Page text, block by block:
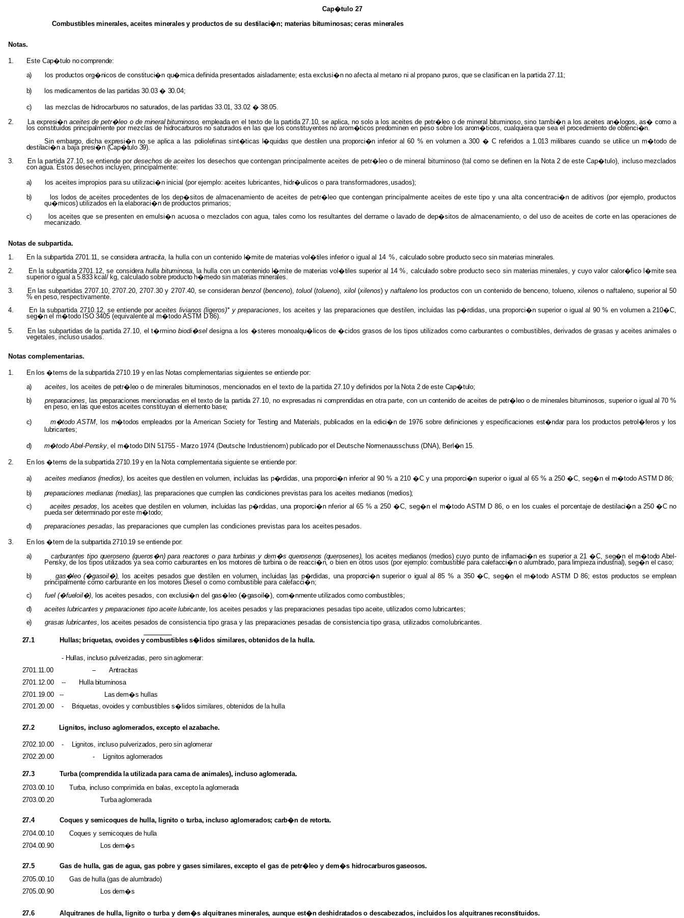
Cap�tulo 27
Combustibles minerales,aceitesmineralesyproductosde sudestilaci�n; materias bituminosas;cerasminerales
Notas.
1. Este Cap�tulo nocomprende:
a) los productos org�nicosdeconstituci�n qu�mica definida presentados aisladamente; esta exclusi�n no afecta al metano ni al propano puros, que se clasifican en la partida 27.11;
b) los medicamentos de las partidas 30.03 � 30.04;
c) las mezclas de hidrocarburos no saturados, de las partidas 33.01, 33.02 � 38.05.
2. La expresi�n aceitesde petr�leo o de mineral bituminoso,empleadaen el texto de la partida 27.10,seaplica, no solo a los aceites de petr�leo o demineral bituminoso,sino tambi�n a los aceites an�logos, as� como a
los constituidos principalmente por mezclas de hidrocarburosnosaturadosen las que los constituyentesnoarom�ticos predominen en peso sobre los arom�ticos, cualquieraque seael procedimiento de obtenci�n.
Sinembargo, dichaexpresi�n no seaplicaa las poliolefinas sint�ticas l�quidasquedestilen unaproporci�n inferior al 60 % envolumen a 300 � Creferidos a 1.013 milibarescuando seutilice un m�todo de
destilaci�na bajapresi�n (Cap�tulo 39).
3.
En la partida 27.10, se entiende por desechos de aceites los desechos que contengan principalmente aceites de petr�leo o de mineral bituminoso (tal como se definen en la Nota 2 de este Cap�tulo), incluso mezclados
con agua. Estos desechos incluyen, principalmente:
a) los aceites impropios para su utilizaci�n inicial (por ejemplo: aceites lubricantes, hidr�ulicos o para transformadores,usados);
b) los lodos de aceites procedentes de los dep�sitos de almacenamiento de aceites de petr�leo que contengan principalmente aceites de este tipo y una alta concentraci�n de aditivos (por ejemplo, productos
qu�micos) utilizados en la elaboraci�n de productos primarios;
c)
los aceites que se presenten en emulsi�n acuosa o mezclados con agua, tales como los resultantes del derrame o lavado de dep�sitos de almacenamiento, o del uso de aceites de corte en las operaciones de
mecanizado.
Notas de subpartida.
1.
En la subpartida 2701.11, se considera antracita, la hulla con un contenido l�mitedematerias vol�tiles inferior o igual al 14 %, calculado sobre producto seco sin materias minerales.
2.
En la subpartida 2701.12, se considera hullabituminosa, la hulla con uncontenido l�mite de materias vol�tiles superior al 14%,calculado sobre producto seco sin materias minerales, y cuyo valor calor�fico l�mite sea
superior o igual a 5.833 kcal/ kg, calculado sobre producto h�medo sin materias minerales.
3.
En las subpartidas 2707.10, 2707.20, 2707.30 y 2707.40, se consideran benzol(benceno),toluol(tolueno), xilol (xilenos) y naftaleno los productos con un contenido de benceno, tolueno, xilenos o naftaleno, superior al 50
% en peso, respectivamente.
4.
En la subpartida 2710.12, se entiende poraceites livianos (ligeros)* y preparaciones, los aceites y las preparaciones que destilen, incluidas las p�rdidas, una proporci�n superior o igual al 90 % en volumen a 210�C,
seg�n el m�todo ISO 3405 (equivalente al m�todo ASTM D 86).
5. En las subpartidas de la partida 27.10, el t�rmino biodi�seldesigna a los �steres monoalqu�licos de �cidos grasos de los tipos utilizados como carburantes o combustibles, derivados de grasas y aceites animales o
vegetales, incluso usados.
Notas complementarias.
1. En los �tems de la subpartida 2710.19 y en las Notas complementarias siguientes se entiende por:
a) aceites, losaceites de petr�leoo deminerales bituminosos, mencionadosen el texto de lapartida 27.10 y definidos por la Nota 2 de este Cap�tulo;
b)
preparaciones las preparaciones mencionadas en el texto de la partida 27.10, noexpresadas ni comprendidas en otra parte, con un contenido de aceites de petr�leo o de minerales bituminosos, superior o igual al 70 %
en peso, en las que estos aceites constituyan el elemento base;
c) m�todoASTM, los m�todos empleados por laAmerican Society for Testing and Materials, publicados en laedici�nde 1976 sobre definiciones yespecificaciones est�ndar para losproductos petrol�ferosy los
lubricantes;
d) m�todo Abel-Pensky, el m�todo DIN 51755 - Marzo 1974 (Deutsche Industrienorm) publicado por el Deutsche Normenausschuss (DNA), Berl�n 15.
2. En los �tems de la subpartida 2710.19 y en la Nota complementaria siguiente se entiende por:
a) aceitesmedianos (medios), los aceitesquedestilenenvolumen, incluidas las p�rdidas, una proporci�n inferior al 90 % a 210 �C y una proporci�n superior o igual al 65 % a 250 �C, seg�n elm�todo ASTM D 86;
b) preparaciones medianas (medias), las preparacionesquecumplen las condiciones previstaspara losaceites medianos (medios);
c)
aceites pesados, losaceitesquedestilen en volumen, incluidas las p�rdidas, una proporci�nnferior al65 % a 250 �C, seg�n el m�todo ASTM D86,o en loscuales elporcentaje de destilaci�n a 250 �C no
pueda ser determinado por este m�todo;
d)
preparaciones pesadas, las preparaciones que cumplen las condiciones previstas para los aceites pesados.
3. En los �tem de la subpartida 2710.19 se entiende por:
a) carburantes tipo queroseno (queros�n)parareactores o para turbinas y dem�s querosenos (querosenes), los aceites medianos (medios)cuyo punto de inflamaci�nessuperiora 21 �C, seg�n elm�todo Abel-
Pensky,de lostipos utilizadosya sea comocarburantes en los motores de turbinao dereacci�n,o bien enotros usos (por ejemplo: combustible para calefacci�noalumbrado, para limpieza industrial), seg�n el caso;
b)
gas�leo (�gasoil�), los aceites pesados que destilen envolumen, incluidas las p�rdidas, unaproporci�n superior o igual al85 % a 350 �C,seg�n elm�todo ASTM D86; estos productos seemplean
principalmente comocarburante en losmotores Diesel o comocombustibleparacalefacci�n;
c) fuel(�fueloil�), los aceites pesados, con exclusi�n del gas�leo (�gasoil�), com�nmente utilizadoscomo combustibles;
d)
aceites lubricantes y preparaciones tipo aceite lubricante, los aceites pesados y las preparaciones pesadas tipo aceite, utilizados como lubricantes;
e)
grasas lubricantes, los aceites pesadosde consistencia tipo grasa y laspreparaciones pesadasdeconsistenciatipograsa, utilizados como lubricantes.
27.1 Hullas; briquetas, ovoides y combustibles s�lidos similares, obtenidos de la hulla.
- Hullas, incluso pulverizadas, pero sinaglomerar:
2701.11.00 -- Antracitas
2701.12.00 --
Hulla bituminosa
2701.19.00 -- Las dem�s hullas
2701.20.00 - Briquetas, ovoides y combustibles s�lidos similares, obtenidos de la hulla
27.2 Lignitos, incluso aglomerados, excepto el azabache.
2702.10.00 - Lignitos, incluso pulverizados,pero sin aglomerar
2702.20.00 - Lignitos aglomerados
27.3 Turba (comprendida la utilizada para cama de animales), incluso aglomerada.
2703.00.10 Turba, incluso comprimida en balas,excepto la aglomerada
2703.00.20
Turbaaglomerada
27.4 Coques y semicoques de hulla, lignito o turba, incluso aglomerados; carb�n de retorta.
2704.00.10 Coquesysemicoques de hulla
2704.00.90
Los dem�s
27.5 Gas de hulla, gasdeagua, gas pobre y gases similares,excepto el gas de petr�leo y dem�s hidrocarburosgaseosos.
2705.00.10 Gas de hulla (gas de alumbrado)
2705.00.90
Los dem�s
27.6 Alquitranes de hulla, lignito o turba y dem�s alquitranes minerales, aunque est�ndeshidratadosodescabezados, incluidos losalquitranesreconstituidos.